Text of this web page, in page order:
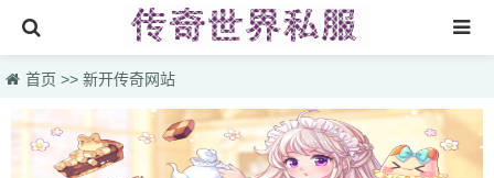
首页
找sf999传奇发布网
传奇搜服
首页 >> 新开传奇网站